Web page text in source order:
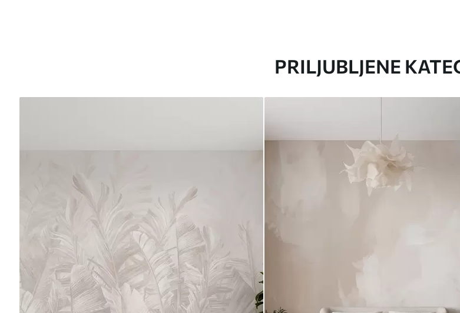
PRILJUBLJENE